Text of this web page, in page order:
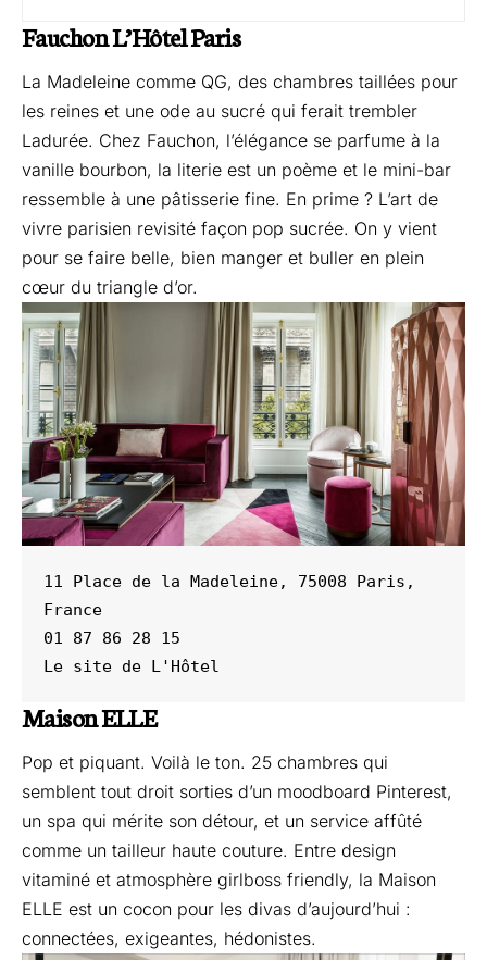
Fauchon L’Hôtel Paris
La Madeleine comme QG, des chambres taillées pour
les reines et une ode au sucré qui ferait trembler
Ladurée. Chez Fauchon, l’élégance se parfume à la
vanille bourbon, la literie est un poème et le mini-bar
ressemble à une pâtisserie fine. En prime ? L’art de
vivre parisien revisité façon pop sucrée. On y vient
pour se faire belle, bien manger et buller en plein
cœur du triangle d’or.
11 Place de la Madeleine, 75008 Paris,
France
01 87 86 28 15
Le site de L'Hôtel
Maison ELLE
Pop et piquant. Voilà le ton. 25 chambres qui
semblent tout droit sorties d’un moodboard Pinterest,
un spa qui mérite son détour, et un service affûté
comme un tailleur haute couture. Entre design
vitaminé et atmosphère girlboss friendly, la Maison
ELLE est un cocon pour les divas d’aujourd’hui :
connectées, exigeantes, hédonistes.